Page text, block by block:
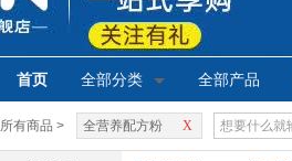
首页 全部分类 全部产品
所有商品 > X
全营养配方粉